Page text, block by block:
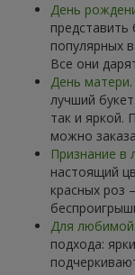
День
представить
популярных
Все они
День матери
лучший
так и яркой.
можно
Признание в
настоящий
красных роз
Для любимой
подхода: